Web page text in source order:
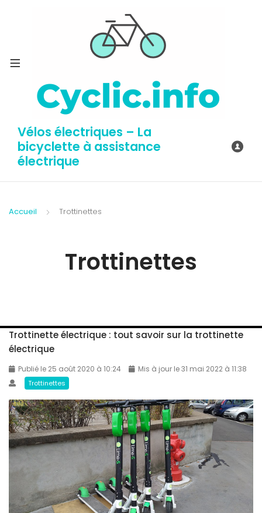
Vélos électriques – La
bicyclette à assistance
électrique
Accueil Trottinettes
Trottinettes
Trottinette électrique : tout savoir sur la trottinette
électrique
Publié le 25 août 2020 à 10:24 Mis à jour le 31 mai 2022 à 11:38
Trottinettes